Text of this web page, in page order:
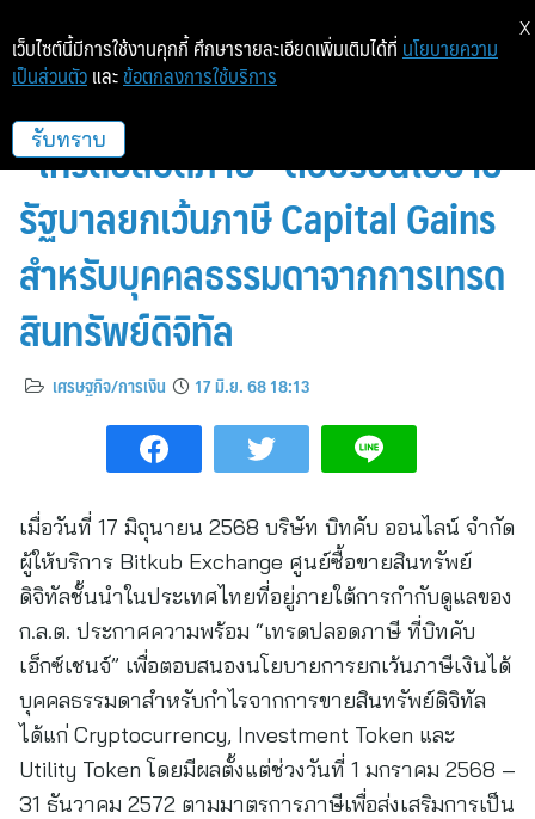
Bitkub Exchange ชวนนักลงทุน
“เทรดปลอดภาษี” ตอบรับนโยบาย
รัฐบาลยกเว้นภาษี Capital Gains
สำหรับบุคคลธรรมดาจากการเทรด
สินทรัพย์ดิจิทัล
เศรษฐกิจ/การเงิน 17 มิ.ย. 68 18:13
เมื่อวันที่ 17 มิถุนายน 2568 บริษัท บิทคับ ออนไลน์ จำกัด
ผู้ให้บริการ Bitkub Exchange ศูนย์ซื้อขายสินทรัพย์
ดิจิทัลชั้นนำในประเทศไทยที่อยู่ภายใต้การกำกับดูแลของ
ก.ล.ต. ประกาศความพร้อม “เทรดปลอดภาษี ที่บิทคับ
เอ็กซ์เชนจ์” เพื่อตอบสนองนโยบายการยกเว้นภาษีเงินได้
บุคคลธรรมดาสำหรับกำไรจากการขายสินทรัพย์ดิจิทัล
ได้แก่ Cryptocurrency, Investment Token และ
Utility Token โดยมีผลตั้งแต่ช่วงวันที่ 1 มกราคม 2568 –
31 ธันวาคม 2572 ตามมาตรการภาษีเพื่อส่งเสริมการเป็น
เว็บไซต์นี้มีการใช้งานคุกกี้ ศึกษารายละเอียดเพิ่มเติมได้ที่ นโยบายความ
เป็นส่วนตัว และ ข้อตกลงการใช้บริการ
รับทราบ
X